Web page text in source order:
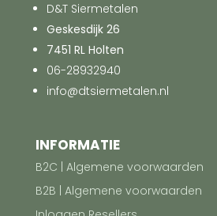
D&T Siermetalen
Geskesdijk 26
7451 RL Holten
06-28932940
info@dtsiermetalen.nl
INFORMATIE
B2C | Algemene voorwaarden
B2B | Algemene voorwaarden